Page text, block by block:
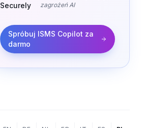
Securely
zagrożeń AI
Spróbuj ISMS Copilot za
darmo